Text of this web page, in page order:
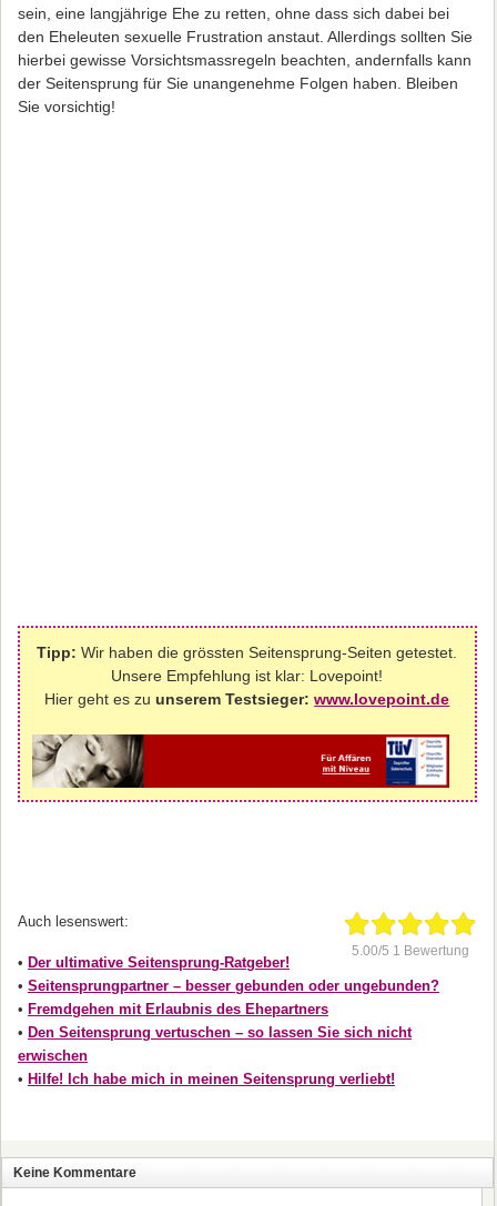
sein, eine langjährige Ehe zu retten, ohne dass sich dabei bei
den Eheleuten sexuelle Frustration anstaut. Allerdings sollten Sie
hierbei gewisse Vorsichtsmassregeln beachten, andernfalls kann
der Seitensprung für Sie unangenehme Folgen haben. Bleiben
Sie vorsichtig!
Tipp: Wir haben die grössten Seitensprung-Seiten getestet.
Unsere Empfehlung ist klar: Lovepoint!
Hier geht es zuunserem Testsieger:www.lovepoint.de
5.00/5 1 Bewertung
Auch lesenswert:
• Der ultimative Seitensprung-Ratgeber!
• Seitensprungpartner – besser gebunden oder ungebunden?
• Fremdgehen mit Erlaubnis des Ehepartners
• Den Seitensprung vertuschen – so lassen Sie sich nicht
erwischen
• Hilfe! Ich habe mich in meinen Seitensprung verliebt!
Keine Kommentare